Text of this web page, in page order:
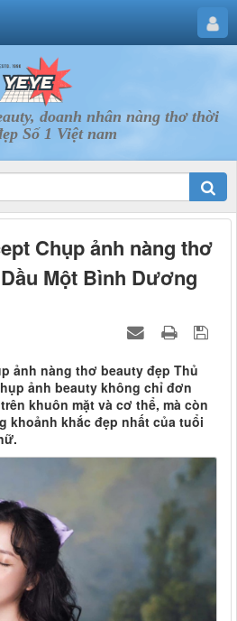
doanh nhân nàng thơ thời
Số 1 Việt nam
Chụp ảnh nàng thơ
Một Bình Dương
ảnh nàng thơ beauty đẹp Thủ
ảnh beauty không chỉ đơn
khuôn mặt và cơ thể, mà còn
khoảnh khắc đẹp nhất của tuổi